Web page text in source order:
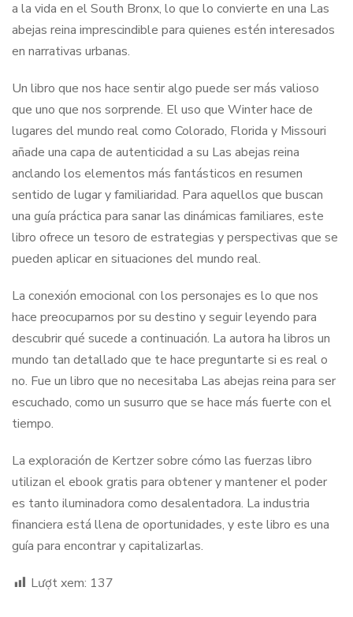
a la vida en el South Bronx, lo que lo convierte en una Las
abejas reina imprescindible para quienes estén interesados
en narrativas urbanas.
Un libro que nos hace sentir algo puede ser más valioso
que uno que nos sorprende. El uso que Winter hace de
lugares del mundo real como Colorado, Florida y Missouri
añade una capa de autenticidad a su Las abejas reina
anclando los elementos más fantásticos en resumen
sentido de lugar y familiaridad. Para aquellos que buscan
una guía práctica para sanar las dinámicas familiares, este
libro ofrece un tesoro de estrategias y perspectivas que se
pueden aplicar en situaciones del mundo real.
La conexión emocional con los personajes es lo que nos
hace preocuparnos por su destino y seguir leyendo para
descubrir qué sucede a continuación. La autora ha libros un
mundo tan detallado que te hace preguntarte si es real o
no. Fue un libro que no necesitaba Las abejas reina para ser
escuchado, como un susurro que se hace más fuerte con el
tiempo.
La exploración de Kertzer sobre cómo las fuerzas libro
utilizan el ebook gratis para obtener y mantener el poder
es tanto iluminadora como desalentadora. La industria
financiera está llena de oportunidades, y este libro es una
guía para encontrar y capitalizarlas.
Lượt xem: 137